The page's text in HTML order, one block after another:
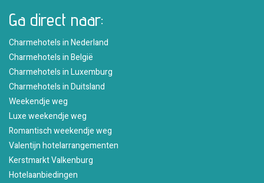
Ga direct naar:
Charmehotels in Nederland
Charmehotels in België
Charmehotels in Luxemburg
Charmehotels in Duitsland
Weekendje weg
Luxe weekendje weg
Romantisch weekendje weg
Valentijn hotelarrangementen
Kerstmarkt Valkenburg
Hotelaanbiedingen